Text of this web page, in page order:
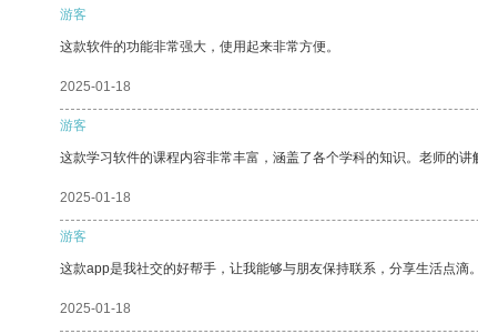
游客
这款软件的功能非常强大，使用起来非常方便。
2025-01-18
游客
这款学习软件的课程内容非常丰富，涵盖了各个学科的知识。老师的讲
2025-01-18
游客
这款app是我社交的好帮手，让我能够与朋友保持联系，分享生活点滴。
2025-01-18